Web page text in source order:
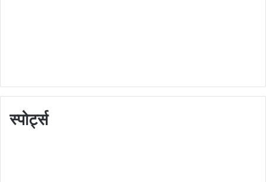
स्पोर्ट्स